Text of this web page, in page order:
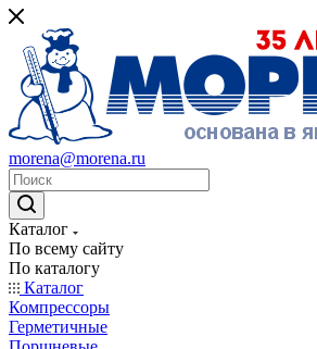
morena@morena.ru
Каталог
По всему сайту
По каталогу
Каталог
Компрессоры
Герметичные